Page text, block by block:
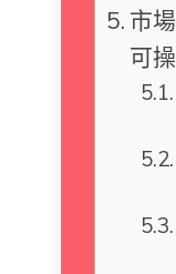
市
可